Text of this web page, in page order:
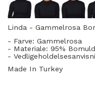
Linda - Gammelrosa
- Farve: Gammelrosa
- Materiale: 95%
-
Made In Turkey